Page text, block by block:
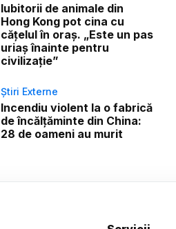
Iubitorii de animale din
Hong Kong pot cina cu
cățelul în oraș. „Este un pas
uriaș înainte pentru
civilizație”
Știri Externe
Incendiu violent la o fabrică
de încălţăminte din China:
28 de oameni au murit